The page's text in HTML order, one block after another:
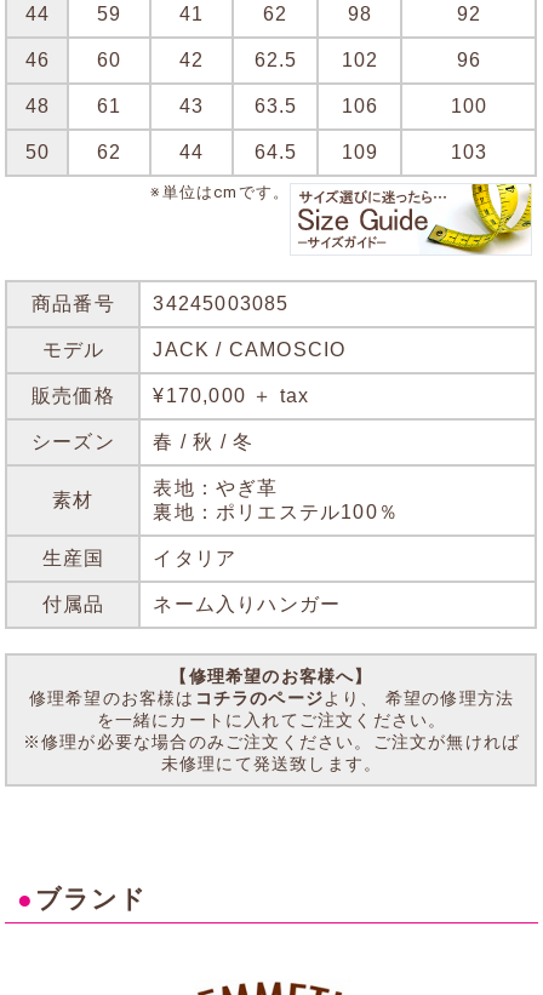
44 59 41 62 98 92
46 60 42 62.5 102 96
48 61 43 63.5 106 100
50 62 44 64.5 109 103
※単位はcmです。
商品番号 34245003085
モデル JACK / CAMOSCIO
販売価格 ¥170,000 ＋ tax
シーズン 春 / 秋 / 冬
素材
表地：やぎ革
裏地：ポリエステル100％
生産国 イタリア
付属品 ネーム入りハンガー
【修理希望のお客様へ】
修理希望のお客様は コチラのページより、 希望の修理方法
を一緒にカートに入れてご注文ください。
※修理が必要な場合のみご注文ください。ご注文が無ければ
未修理にて発送致します。
● ブランド